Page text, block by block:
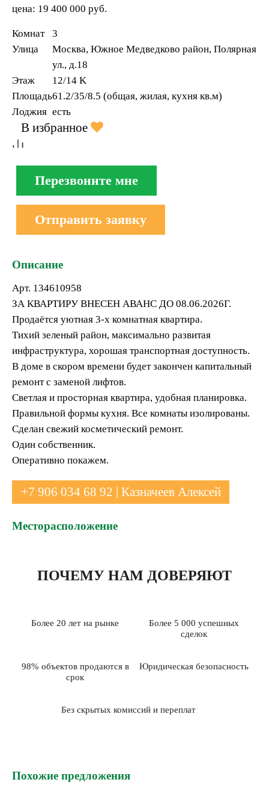
цена: 19 400 000 руб.
Комнат
3
Улица
Москва, Южное Медведково район, Полярная
ул., д.18
Этаж
12/14 K
Площадь61.2/35/8.5 (общая, жилая, кухня кв.м)
Лоджия есть
В избранное
Перезвоните мне
Отправить заявку
Описание
Арт. 134610958
ЗА КВАРТИРУ ВНЕСЕН АВАНС ДО 08.06.2026Г.
Продаётся уютная 3-х комнатная квартира.
Тихий зеленый район, максимально развитая
инфраструктура, хорошая транспортная доступность.
В доме в скором времени будет закончен капитальный
ремонт с заменой лифтов.
Светлая и просторная квартира, удобная планировка.
Правильной формы кухня. Все комнаты изолированы.
Сделан свежий косметический ремонт.
Один собственник.
Оперативно покажем.
+7 906 034 68 92 | Казначеев Алексей
Месторасположение
ПОЧЕМУ НАМ ДОВЕРЯЮТ
Более 20 лет на рынке
Более 5 000 успешных
сделок
98% объектов продаются в
срок
Юридическая безопасность
Без скрытых комиссий и переплат
Похожие предложения